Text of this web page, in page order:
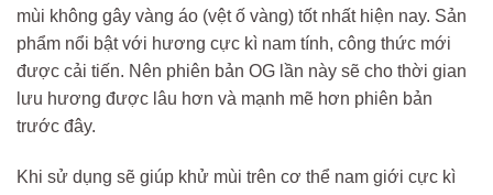
mùi không gây vàng áo (vệt ố vàng) tốt nhất hiện nay. Sản
phẩm nổi bật với hương cực kì nam tính, công thức mới
được cải tiến. Nên phiên bản OG lần này sẽ cho thời gian
lưu hương được lâu hơn và mạnh mẽ hơn phiên bản
trước đây.
Khi sử dụng sẽ giúp khử mùi trên cơ thể nam giới cực kì